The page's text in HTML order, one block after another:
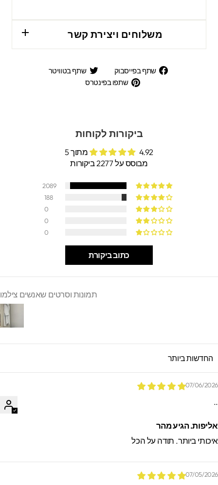
משלוחים ויצירת קשר
שתף בפייסבוק
שתף
בפייסבוק
שתף בטוויטר
שתפו בפינטרס
ביקורות לקוחות
4.92 מתוך 5
מבוסס על 2277 ביקורות
2089
188
0
0
0
כתוב ביקורת
תמונות וסרטים שאנשים צילמו
SORT
07/06/
הגיע מהר
ביותר. תודה על הכל
07/05/